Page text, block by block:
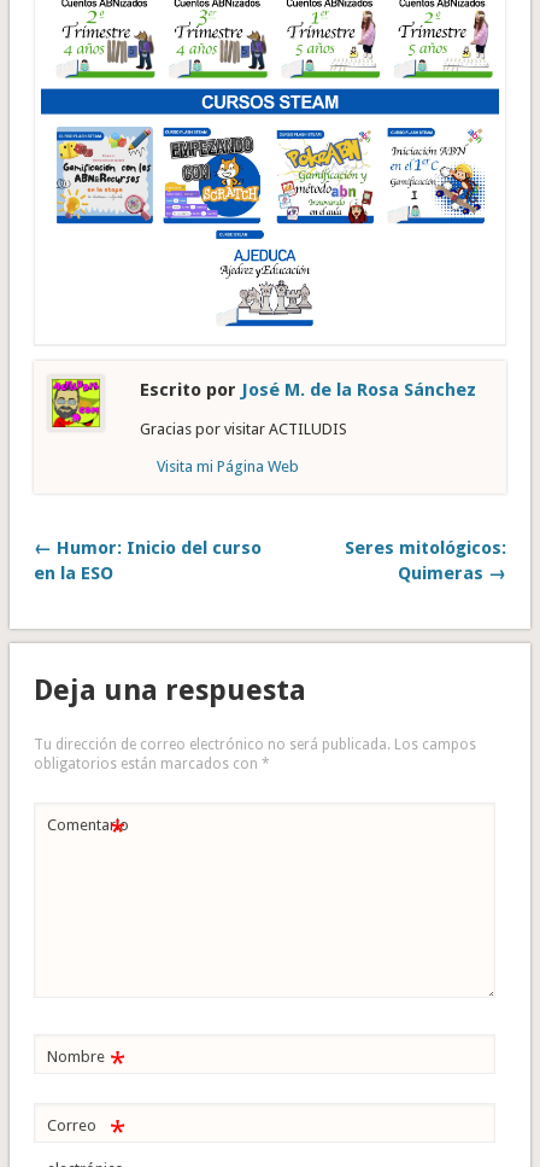
Escrito por José M. de la Rosa Sánchez
Gracias por visitar ACTILUDIS
Visita mi Página Web
← Humor: Inicio del curso
en la ESO
Seres mitológicos:
Quimeras →
Deja una respuesta
Tu dirección de correo electrónico no será publicada. Los campos
obligatorios están marcados con *
Comentario
*
Nombre *
Correo *